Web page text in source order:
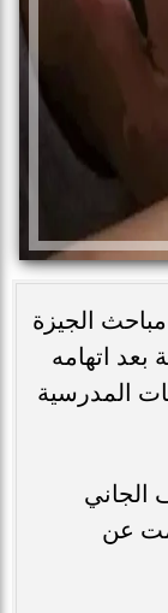
الجيزة
بعد اتهامه
المدرسية
الجاني
عن